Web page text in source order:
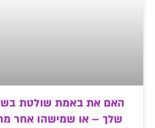
האם את באמת שולטת
שלך – או שמישהו אחר